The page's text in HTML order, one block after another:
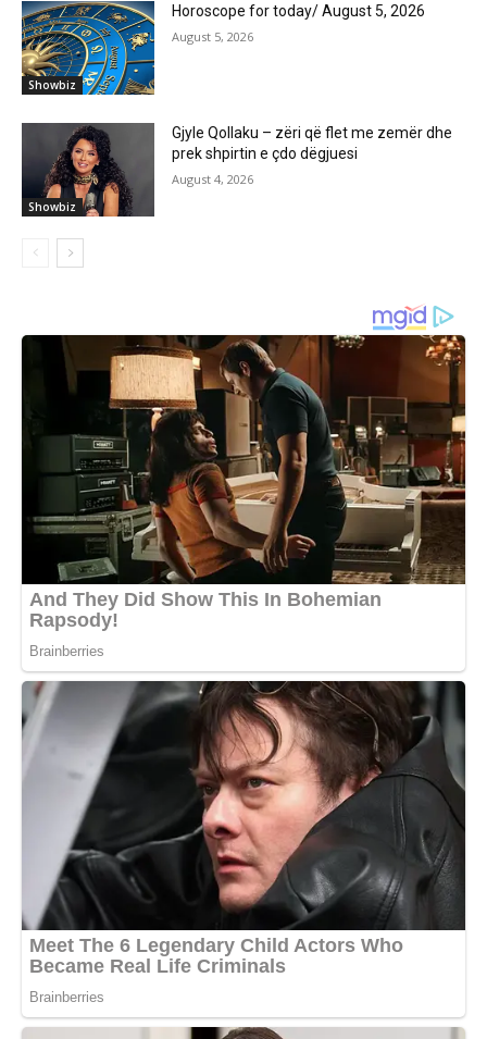
Showbiz
Horoscope for today/ August 5, 2026
August 5, 2026
Showbiz
Gjyle Qollaku – zëri që flet me zemër dhe
prek shpirtin e çdo dëgjuesi
August 4, 2026